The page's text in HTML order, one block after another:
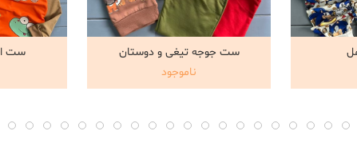
مشاهده و خرید
ست جوجه تیغی و دوستان
ناموجود
ست